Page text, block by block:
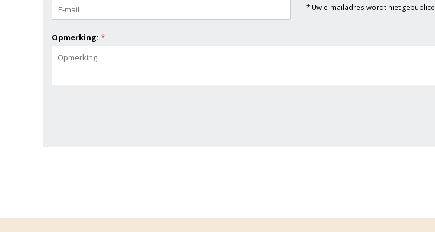
* Uw e-mailadres wordt niet
Opmerking: *